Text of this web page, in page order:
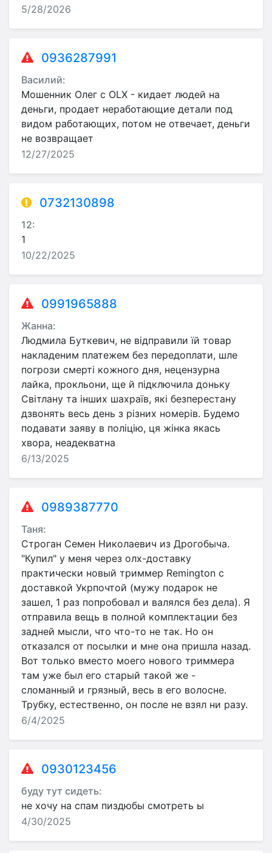
5/28/2026
0936287991
Василий:
Мошенник Олег с OLX - кидает людей на
деньги, продает неработающие детали под
видом работающих, потом не отвечает, деньги
не возвращает
12/27/2025
0732130898
12:
1
10/22/2025
0991965888
Жанна:
Людмила Буткевич, не відправили їй товар
накладеним платежем без передоплати, шле
погрози смерті кожного дня, нецензурна
лайка, прокльони, ще й підключила доньку
Світлану та інших шахраїв, які безперестану
дзвонять весь день з різних номерів. Будемо
подавати заяву в поліцію, ця жінка якась
хвора, неадекватна
6/13/2025
0989387770
Таня:
Строган Семен Николаевич из Дрогобыча.
"Купил" у меня через олх-доставку
практически новый триммер Remington с
доставкой Укрпочтой (мужу подарок не
зашел, 1 раз попробовал и валялся без дела). Я
отправила вещь в полной комплектации без
задней мысли, что что-то не так. Но он
отказался от посылки и мне она пришла назад.
Вот только вместо моего нового триммера
там уже был его старый такой же -
сломанный и грязный, весь в его волосне.
Трубку, естественно, он после не взял ни разу.
6/4/2025
0930123456
буду тут сидеть:
не хочу на спам пиздюбы смотреть ы
4/30/2025